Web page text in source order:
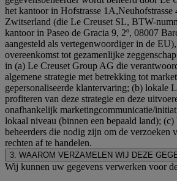
het kantoor in Hofstrasse
Zwitserland (die Le Creuset SL, BTW-
kantoor in Paseo de Gracia 9, 2º, 08007
aangesteld als vertegenwoordiger in de
overeenkomst tot gezamenlijke
in (a) Le Creuset Group AG die
algemene strategie met betrekking tot
gepersonaliseerde klantervaring; (b) lokale
profiteren van deze strategie en deze
onafhankelijk marketingcommunicatie/
lokaal niveau (binnen een bepaald land);
beheerders die nodig zijn om de verzoeken
rechten af te handelen.
3. WAAROM VERZAMELEN WIJ DEZE
Wij kunnen uw gegevens verwerken voor